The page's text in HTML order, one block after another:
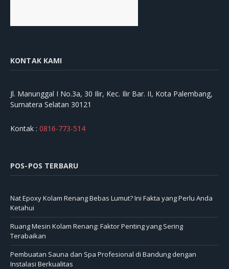
KONTAK KAMI
Jl. Manunggal I No.3a, 30 Ilir, Kec. Ilir Bar. II, Kota Palembang,
Sumatera Selatan 30121
Kontak : 0816-773-514
POS-POS TERBARU
Nat Epoxy Kolam Renang Bebas Lumut? Ini Fakta yang Perlu Anda
Ketahui
Ruang Mesin Kolam Renang: Faktor Penting yang Sering
Terabaikan
Pembuatan Sauna dan Spa Profesional di Bandung dengan
Instalasi Berkualitas